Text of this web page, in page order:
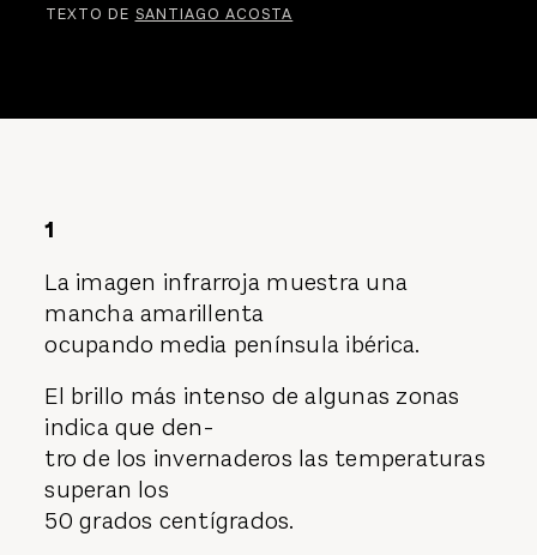
TEXTO DE SANTIAGO ACOSTA
1
La imagen infrarroja muestra una
mancha amarillenta
ocupando media península ibérica.
El brillo más intenso de algunas zonas
indica que den-
tro de los invernaderos las temperaturas
superan los
50 grados centígrados.